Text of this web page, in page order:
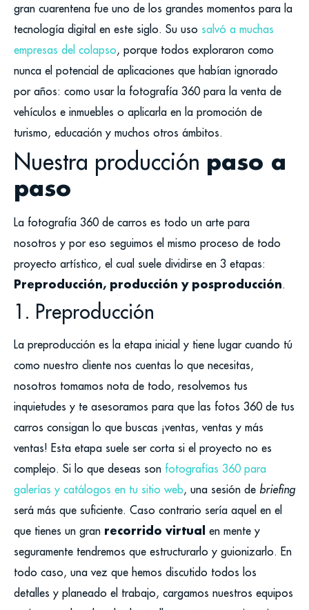
gran cuarentena fue uno de los grandes momentos para la
tecnología digital en este siglo. Su uso salvó a muchas
empresas del colapso, porque todos exploraron como
nunca el potencial de aplicaciones que habían ignorado
por años: como usar la fotografía 360 para la venta de
vehículos e inmuebles o aplicarla en la promoción de
turismo, educación y muchos otros ámbitos.
Nuestra producción paso a
paso
La fotografía 360de carros es todo un arte para
nosotros y por eso seguimos el mismo proceso de todo
proyecto artístico, el cual suele dividirse en 3 etapas:
Preproducción, producción y posproducción.
1. Preproducción
La preproducción es la etapa inicial y tiene lugar cuando tú
como nuestro cliente nos cuentas lo que necesitas,
nosotros tomamos nota de todo, resolvemos tus
inquietudes y te asesoramos para que las fotos 360 de tus
carros consigan lo que buscas ¡ventas, ventas y más
ventas! Esta etapa suele ser corta si el proyecto no es
complejo. Si lo que deseas son fotografías 360 para
galerías y catálogos en tu sitio web, una sesión de briefing
será más que suficiente. Caso contrario sería aquel en el
que tienes un gran recorrido virtual en mente y
seguramente tendremos que estructurarlo y guionizarlo. En
todo caso, una vez que hemos discutido todos los
detalles y planeado el trabajo, cargamos nuestros equipos